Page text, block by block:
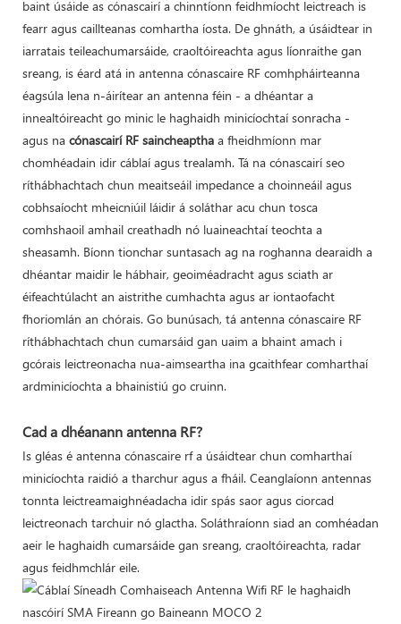
baint úsáide as cónascairí a chinntíonn feidhmíocht leictreach is
fearr agus caillteanas comhartha íosta. De ghnáth, a úsáidtear in
iarratais teileachumarsáide, craoltóireachta agus líonraithe gan
sreang, is éard atá in antenna cónascaire RF comhpháirteanna
éagsúla lena n-áirítear an antenna féin - a dhéantar a
innealtóireacht go minic le haghaidh minicíochtaí sonracha -
agus na cónascairí RF saincheaptha a fheidhmíonn mar
chomhéadain idir cáblaí agus trealamh. Tá na cónascairí seo
ríthábhachtach chun meaitseáil impedance a choinneáil agus
cobhsaíocht mheicniúil láidir á soláthar acu chun tosca
comhshaoil ​​​​amhail creathadh nó luaineachtaí teochta a
sheasamh. Bíonn tionchar suntasach ag na roghanna dearaidh a
dhéantar maidir le hábhair, geoiméadracht agus sciath ar
éifeachtúlacht an aistrithe cumhachta agus ar iontaofacht
fhoriomlán an chórais. Go bunúsach, tá antenna cónascaire RF
ríthábhachtach chun cumarsáid gan uaim a bhaint amach i
gcórais leictreonacha nua-aimseartha ina gcaithfear comharthaí
ardminicíochta a bhainistiú go cruinn.
Cad a dhéanann antenna RF?
Is gléas é antenna cónascaire rf a úsáidtear chun comharthaí
minicíochta raidió a tharchur agus a fháil. Ceanglaíonn antennas
tonnta leictreamaighnéadacha idir spás saor agus ciorcad
leictreonach tarchuir nó glactha. Soláthraíonn siad an comhéadan
aeir le haghaidh cumarsáide gan sreang, craoltóireachta, radar
agus feidhmchlár eile.